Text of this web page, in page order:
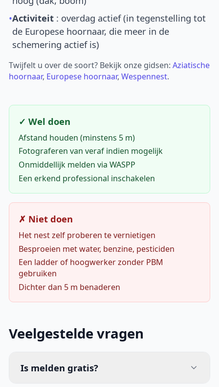
•Activiteit : overdag actief (in tegenstelling tot
de Europese hoornaar, die meer in de
schemering actief is)
Twijfelt u over de soort? Bekijk onze gidsen:Aziatische
hoornaar, Europese hoornaar,Wespennest.
✓ Wel doen
Afstand houden (minstens 5 m)
Fotograferen van veraf indien mogelijk
Onmiddellijk melden via WASPP
Een erkend professional inschakelen
✗ Niet doen
Het nest zelf proberen te vernietigen
Besproeien met water, benzine, pesticiden
Een ladder of hoogwerker zonder PBM
gebruiken
Dichter dan 5 m benaderen
Veelgestelde vragen
Is melden gratis?